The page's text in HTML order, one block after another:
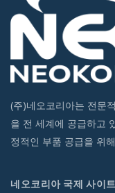
(주)네오코리아는 전문
을 전 세계에 공급하고
정적인 부품 공급을 위
네오코리아 국제 사이트